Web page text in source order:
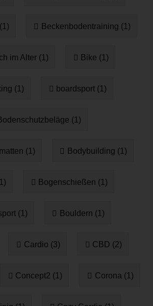
Beckenbodentraining (1)
im Alter (1) Bike (1)
(1) boardsport (1)
(1)
(1) Bodybuilding (1)
Bogenschießen (1)
(1) Bouldern (1)
Cardio (3) CBD (2)
Concept2 (1) Corona (1)